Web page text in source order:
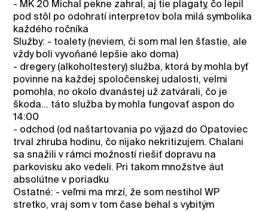
- MK 20 Michal pekne zahral, aj tie plagaty, čo lepil
pod stôl po odohratí interpretov bola milá symbolika
každého ročníka
Služby: - toalety (neviem, či som mal len šťastie, ale
vždy boli vyvoňané lepšie ako doma)
- dregery (alkoholtestery) služba, ktorá by mohla byť
povinne na každej spoločenskej udalosti, velmi
pomohla, no okolo dvanástej už zatvárali, čo je
škoda... táto služba by mohla fungovať aspon do
14:00
- odchod (od naštartovania po výjazd do Opatoviec
trval zhruba hodinu, čo nijako nekritizujem. Chalani
sa snažili v rámci možností riešiť dopravu na
parkovisku ako vedeli. Pri takom množstve áut
absolútne v poriadku
Ostatné: - veľmi ma mrzí, že som nestihol WP
stretko, vraj som v tom čase behal s vybitým